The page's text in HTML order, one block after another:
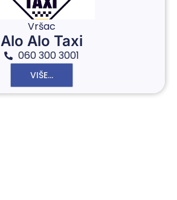
Vršac
Alo Alo Taxi
060 300 3001
VIŠE...